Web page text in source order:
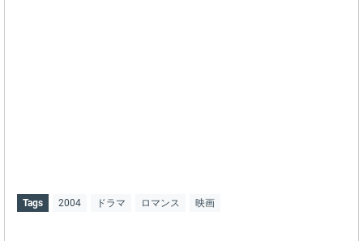
Tags 2004 ドラマ ロマンス 映画